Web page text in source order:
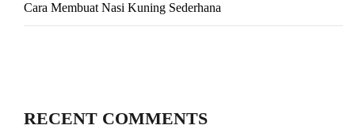
Cara Membuat Nasi Kuning Sederhana
RECENT COMMENTS